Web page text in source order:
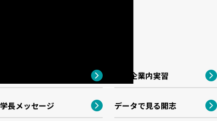
長期企業内実習
学長メッセージ データで見る開志